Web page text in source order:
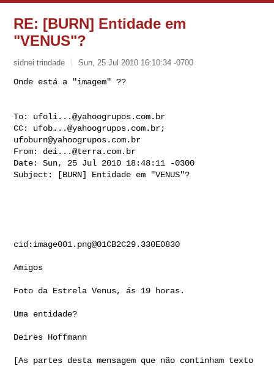
RE: [BURN] Entidade em
"VENUS"?
sidnei trindade Sun, 25 Jul 2010 16:10:34 -0700
Onde está a "imagem" ??
To: ufoli...@yahoogrupos.com.br
CC: ufob...@yahoogrupos.com.br
ufoburn@yahoogrupos.com.br
From: dei...@terra.com.br
Date: Sun, 25 Jul 2010 18:48:11 -0300
Subject: [BURN] Entidade em "VENUS"?
cid: image001.png@01CB2C29.330E0830
Amigos
Foto da Estrela Venus, ás 19 horas.
Uma entidade?
Deires Hoffmann
[As partes desta mensagem que não continham texto